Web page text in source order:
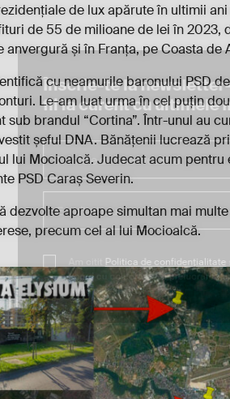
Înscrie-te la
fii la curent cu ultimele
Am citit Politica de confidențialitate
acord cu colectarea și prelucrarea
mele personale.
de lux apărute în ultimii
de 55 de milioane de lei în 2023,
anvergură și în Franța, pe Coasta de
cu neamurile baronului PSD
Le-am luat urma în cel puțin
sub brandul “Cortina”. Într-unul au
șeful DNA. Bănățenii lucrează
lui Mocioalcă. Judecat acum
PSD Caraș Severin.
dezvolte aproape simultan mai
precum cel al lui Mocioalcă.